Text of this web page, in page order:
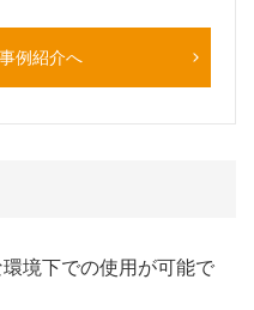
例紹介へ
境下での使用が可能で